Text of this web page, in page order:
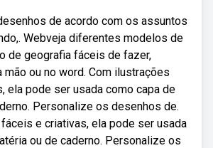
de acordo com os assuntos
Webveja diferentes modelos de
de geografia fáceis de fazer,
ou no word. Com ilustrações
ela pode ser usada como capa de
Personalize os desenhos de.
e criativas, ela pode ser usada
ou de caderno. Personalize os